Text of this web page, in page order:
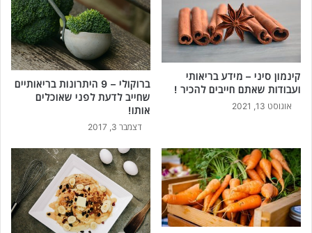
קינמון סיני – מידע בריאותי
ועבודות שאתם חייבים להכיר !
אוגוסט 13, 2021
ברוקולי – 9 היתרונות בריאותיים
שחייב לדעת לפני שאוכלים
אותו!
דצמבר 3, 2017